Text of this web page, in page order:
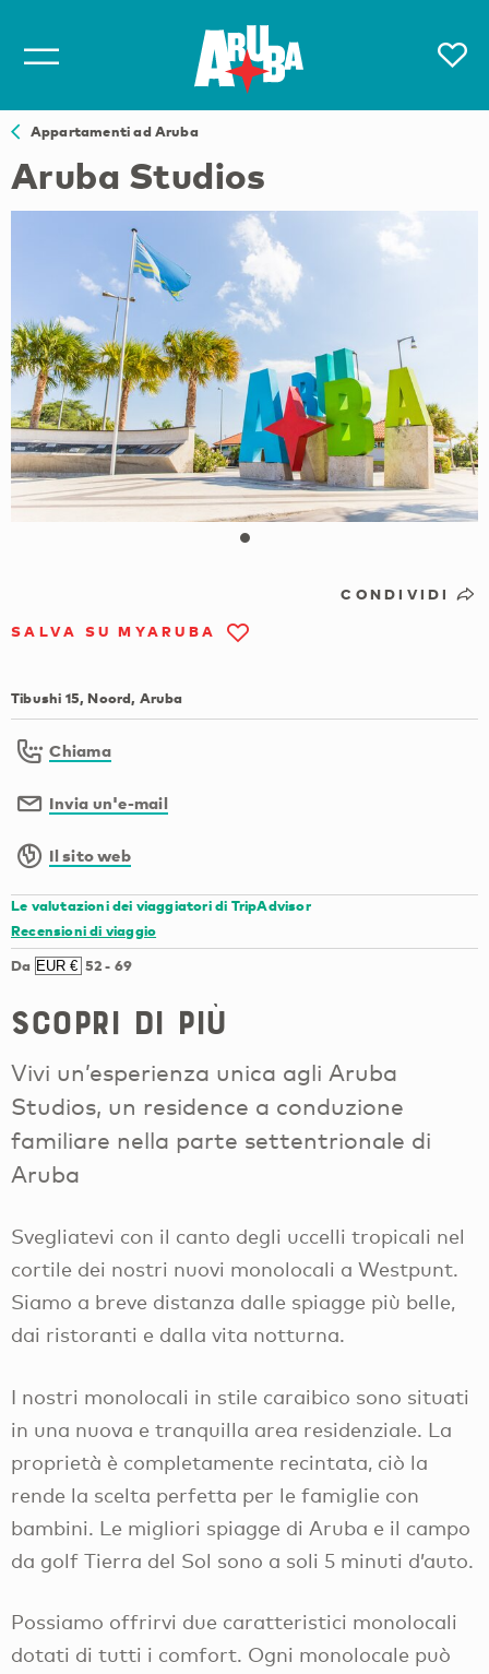
Appartamenti ad Aruba
Aruba Studios
CONDIVIDI
SALVA SU MYARUBA
Tibushi 15, Noord, Aruba
Chiama
Invia un'e-mail
Il sito web
Le valutazioni dei viaggiatori di TripAdvisor
Recensioni di viaggio
Da 52- 69
Scopri di più
Vivi un’esperienza unica agli Aruba
Studios, un residence a conduzione
familiare nella parte settentrionale di
Aruba
Svegliatevi con il canto degli uccelli tropicali nel
cortile dei nostri nuovi monolocali a Westpunt.
Siamo a breve distanza dalle spiagge più belle,
dai ristoranti e dalla vita notturna.
I nostri monolocali in stile caraibico sono situati
in una nuova e tranquilla area residenziale. La
proprietà è completamente recintata, ciò la
rende la scelta perfetta per le famiglie con
bambini. Le migliori spiagge di Aruba e il campo
da golf Tierra del Sol sono a soli 5 minuti d’auto.
Possiamo offrirvi due caratteristici monolocali
dotati di tutti i comfort. Ogni monolocale può